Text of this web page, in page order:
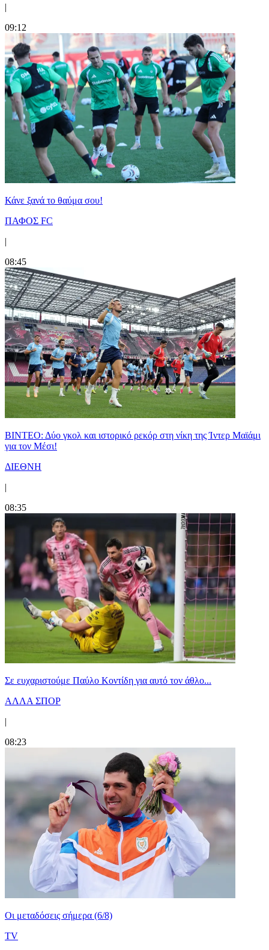
|
09:12
Κάνε ξανά το θαύμα σου!
ΠΑΦΟΣ FC
|
08:45
ΒΙΝΤΕΟ: Δύο γκολ και ιστορικό ρεκόρ στη νίκη της Ίντερ Μαϊάμι
για τον Μέσι!
ΔΙΕΘΝΗ
|
08:35
Σε ευχαριστούμε Παύλο Κοντίδη για αυτό τον άθλο...
ΑΛΛΑ ΣΠΟΡ
|
08:23
Οι μεταδόσεις σήμερα (6/8)
TV